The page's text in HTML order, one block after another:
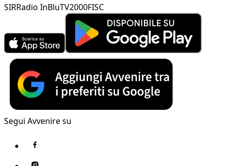
SIRRadio InBluTV2000FISC
Segui Avvenire su